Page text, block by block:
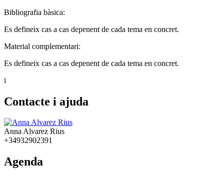
Bibliografia bàsica:
Es defineix cas a cas depenent de cada tema en concret.
Material complementari:
Es defineix cas a cas depenent de cada tema en concret.
i
Contacte i ajuda
Anna Alvarez Rius
+34932902391
Agenda